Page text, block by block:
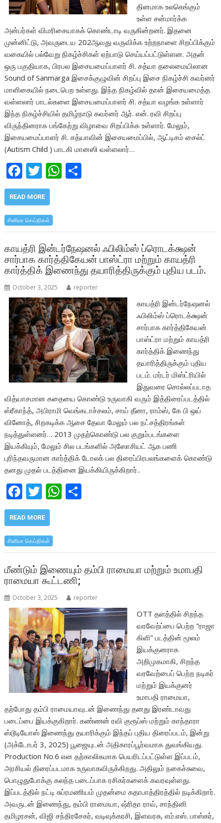
தினமாக உலகெங்கும்
உள்ள சன்மார்க்க
அன்பர்கள் விமரிசையாகக் கொண்டாடி வருகின்றனர். இதனை
முன்னிட்டு, அவருடைய 202ஆவது வருவிக்க உற்றநாளை சிறப்பிக்கும்
வகையில் பல்வேறு நிகழ்ச்சிகள் ஏற்பாடு செய்யப்பட்டுள்ளன. அதன்
ஒரு பகுதியாக, பிரபல இசையமைப்பாளர் சி. சத்யா தலைமையிலான
Sound of Sanmarga இசைக்குழுவின் சிறப்பு இசை நிகழ்ச்சி கவர்னர்
மாளிகையில் நடைபெற உள்ளது. இந்த நிகழ்வில் தான் இசையமைத்த
வள்ளலார் பாடல்களை இசையமைப்பாளர் சி. சத்யா வழங்க உள்ளார்
இந்த நிகழ்ச்சியில் தமிழ்நாடு கவர்னர் ஆர். என். ரவி சிறப்பு
விருந்தினராக பங்கேற்று விழாவை சிறப்பிக்க உள்ளார். மேலும்,
இசையமைப்பாளர் சி. சத்யாவின் இசையமைப்பில், ஆட்டிசம் சைல்ட்
(Autism Child ) பாடகி மானஸி வள்ளலார்…
F
ac
e
b
o
o
k
T
w
itt
er
W
h
A
p
p
READ MORE
சினிமா செய்திகள்
காயத்ரி இன்டர்நேஷனல் ஃபிலிம்ஸ் ப்ரொடக்க்ஷன்
சார்பாக கார்த்திகேயன் பாஸ்ட்ரா மற்றும் காயத்ரி
கார்த்திக் இணைந்து தயாரித்திருக்கும் புதிய படம்.
October 3, 2025 reporter
காயத்ரி இன்டர்நேஷனல்
ஃபிலிம்ஸ் ப்ரொடக்க்ஷன்
சார்பாக கார்த்திகேயன்
பாஸ்ட்ரா மற்றும் காயத்ரி
கார்த்திக் இணைந்து
தயாரித்திருக்கும் புதிய
படம். மர்டர் மிஸ்ட்ரியில்
இதுவரை சொல்லப்படாத
வித்யாசமான கதையை கொண்டு உருவாகி வரும் இத்திரைப்படத்தில்
ஸ்ரீகாந்த், அபிராமி வெங்கடாச்சலம், சாய் தீனா, ராம்ஸ், கே பி ஒய்
வினோத், சிறகடிக்க ஆசை தேவா மேலும் பல நட்சத்திரங்கள்
நடித்துள்ளனர்… 2013 முதற்கொண்டு பல குறும்படங்களை
இயக்கியும், மேலும் சில படங்களில் அஸோசியட் ஆக பணி
புரிந்தவருமான கார்த்திக் டோலக் பல திரைப்பிரபலங்களைக் கொண்டு
தனது முதல் படத்தினை இயக்கியிருக்கிறார்..
F
ac
e
b
o
o
k
T
w
itt
er
W
A
p
p
READ MORE
சினிமா செய்திகள்
மீண்டும் இணையும் தம்பி ராமையா மற்றும் உமாபதி
ராமையா கூட்டணி;
October 3, 2025 reporter
OTT தளத்தில் சிறந்த
வரவேற்ப்பை பெற்ற “ராஜா
கிளி” படத்தின் மூலம்
இயக்குனராக
அறிமுகமாகி, சிறந்த
வரவேற்பைப் பெற்ற நடிகர்
மற்றும் இயக்குனர்
உமாபதி ராமையா,
தற்போது தம்பி ராமையாவுடன் இணைந்து தனது இரண்டாவது
படைப்பை இயக்குகிறார். கண்ணன் ரவி குரூப்ஸ் மற்றும் காந்தாரா
ஸ்டூடியோஸ் இணைந்து தயாரிக்கும் இந்தப் புதிய திரைப்படம், இன்று
(அக்டோபர் 3, 2025) பூஜையுடன் அதிகாரப்பூர்வமாக துவங்கியது.
Production No.6 என தற்காலிகமாக பெயரிடப்பட்டுள்ள இப்படம்,
அரசியல் திரைப்படமாக உருவாகவிருக்கிறது. அதிலும் நகைச்சுவை,
பொழுதுபோக்கு கலந்த படைப்பாக ரசிகர்களைக் கவரவுள்ளது.
இப்படத்தில் நட்டி சுப்ரமணியம் முதன்மை கதாபாத்திரத்தில் நடிக்கிறார்.
அவருடன் இணைந்து, தம்பி ராமையா, ஷ்ரிதா ராவ், சாந்தினி
தமிழரசன், விஜி சந்திரசேகர், வடிவுக்கரசி, இளவரசு, எம்.எஸ். பாஸ்கர்,